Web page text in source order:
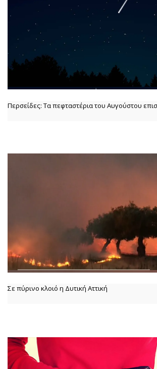
Περσείδες: Τα πεφταστέρια του Αυγούστου
Σε πύρινο κλοιό η Δυτική Αττική